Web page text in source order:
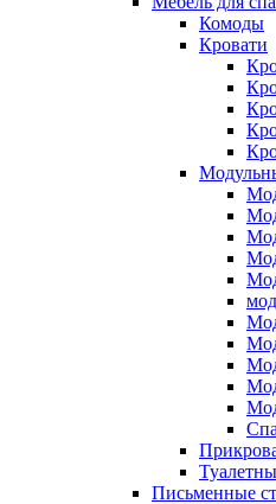
Комоды
Кровати
Письменные